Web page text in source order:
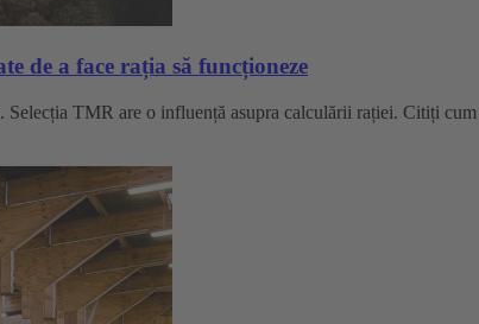
de a face rația să funcționeze
TMR are o influență asupra calculării rației. Citiți